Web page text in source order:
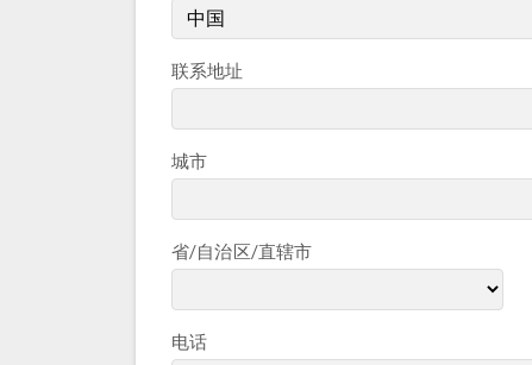
联系地址
城市
省/自治区/直辖市
电话